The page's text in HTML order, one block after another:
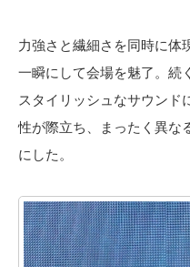
力強さと繊細さを同時に体
一瞬にして会場を魅了。続
スタイリッシュなサウンド
性が際立ち、まったく異な
にした。